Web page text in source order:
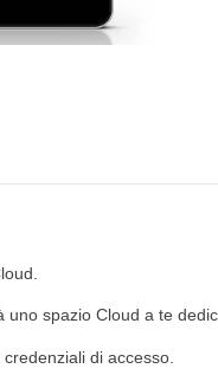
spazio Cloud a te
di accesso.